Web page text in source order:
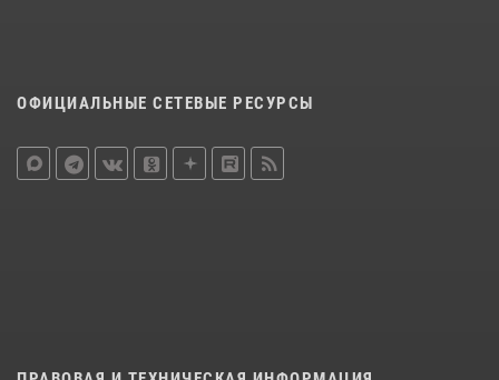
ОФИЦИАЛЬНЫЕ СЕТЕВЫЕ РЕСУРСЫ